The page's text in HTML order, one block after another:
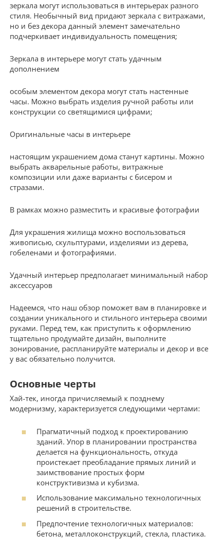
зеркала могут использоваться в интерьерах разного
стиля. Необычный вид придают зеркала с витражами,
но и без декора данный элемент замечательно
подчеркивает индивидуальность помещения;
Зеркала в интерьере могут стать удачным
дополнением
особым элементом декора могут стать настенные
часы. Можно выбрать изделия ручной работы или
конструкции со светящимися цифрами;
Оригинальные часы в интерьере
настоящим украшением дома станут картины. Можно
выбрать акварельные работы, витражные
композиции или даже варианты с бисером и
стразами.
В рамках можно разместить и красивые фотографии
Для украшения жилища можно воспользоваться
живописью, скульптурами, изделиями из дерева,
гобеленами и фотографиями.
Удачный интерьер предполагает минимальный набор
аксессуаров
Надеемся, что наш обзор поможет вам в планировке и
создании уникального и стильного интерьера своими
руками. Перед тем, как приступить к оформлению
тщательно продумайте дизайн, выполните
зонирование, распланируйте материалы и декор и все
у вас обязательно получится.
Основные черты
Хай-тек, иногда причисляемый к позднему
модернизму, характеризуется следующими чертами:
Прагматичный подход к проектированию
зданий. Упор в планировании пространства
делается на функциональность, откуда
проистекает преобладание прямых линий и
заимствование простых форм
конструктивизма и кубизма.
Использование максимально технологичных
решений в строительстве.
Предпочтение технологичных материалов:
бетона, металлоконструкций, стекла, пластика.